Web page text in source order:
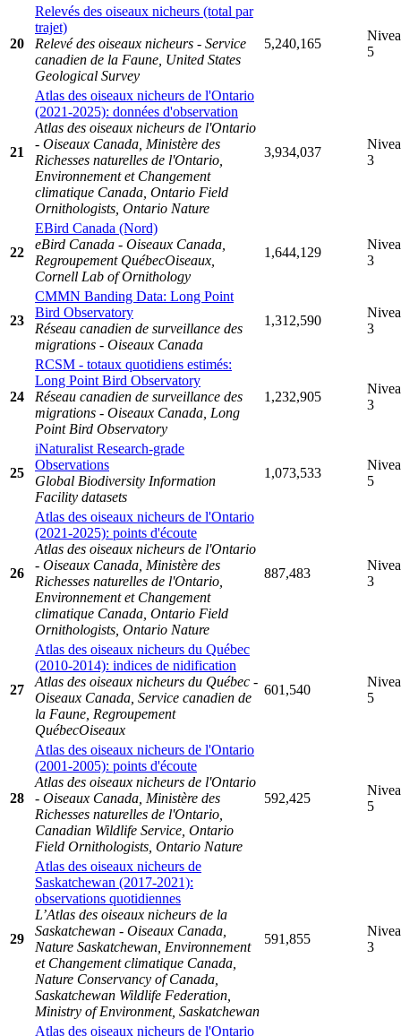
20
Relevés des oiseaux nicheurs (total par
trajet)
Relevé des oiseaux nicheurs - Service
canadien de la Faune, United States
Geological Survey
5,240,165
5
21
Atlas des oiseaux nicheurs de l'Ontario
(2021-2025): données d'observation
Atlas des oiseaux nicheurs de l'Ontario
- Oiseaux Canada, Ministère des
Richesses naturelles de l'Ontario,
Environnement et Changement
climatique Canada, Ontario Field
Ornithologists, Ontario Nature
3,934,037
3
22
EBird Canada (Nord)
eBird Canada - Oiseaux Canada,
Regroupement QuébecOiseaux,
Cornell Lab of Ornithology
1,644,129
3
23
CMMN Banding Data: Long Point
Bird Observatory
Réseau canadien de surveillance des
migrations - Oiseaux Canada
1,312,590
3
24
RCSM - totaux quotidiens estimés:
Long Point Bird Observatory
Réseau canadien de surveillance des
migrations - Oiseaux Canada, Long
Point Bird Observatory
1,232,905
3
25
iNaturalist Research-grade
Observations
Global Biodiversity Information
Facility datasets
1,073,533
5
26
Atlas des oiseaux nicheurs de l'Ontario
(2021-2025): points d'écoute
Atlas des oiseaux nicheurs de l'Ontario
- Oiseaux Canada, Ministère des
Richesses naturelles de l'Ontario,
Environnement et Changement
climatique Canada, Ontario Field
Ornithologists, Ontario Nature
887,483
3
27
Atlas des oiseaux nicheurs du Québec
(2010-2014): indices de nidification
Atlas des oiseaux nicheurs du Québec -
Oiseaux Canada, Service canadien de
la Faune, Regroupement
QuébecOiseaux
601,540
5
28
Atlas des oiseaux nicheurs de l'Ontario
(2001-2005): points d'écoute
Atlas des oiseaux nicheurs de l'Ontario
- Oiseaux Canada, Ministère des
Richesses naturelles de l'Ontario,
Canadian Wildlife Service, Ontario
Field Ornithologists, Ontario Nature
592,425
5
29
Atlas des oiseaux nicheurs de
Saskatchewan (2017-2021):
observations quotidiennes
L’Atlas des oiseaux nicheurs de la
Saskatchewan - Oiseaux Canada,
Nature Saskatchewan, Environnement
et Changement climatique Canada,
Nature Conservancy of Canada,
Saskatchewan Wildlife Federation,
Ministry of Environment, Saskatchewan
591,855
3
Atlas des oiseaux nicheurs de l'Ontario